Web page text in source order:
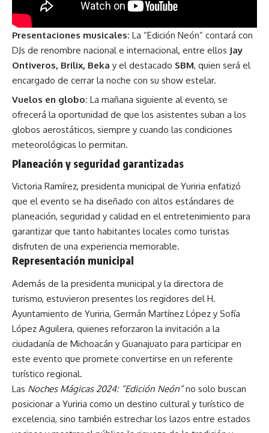
Presentaciones musicales: La “Edición Neón” contará con
DJs de renombre nacional e internacional, entre ellos Jay
Ontiveros, Brilix, Beka y el destacado SBM, quien será el
encargado de cerrar la noche con su show estelar.
Vuelos en globo: La mañana siguiente al evento, se
ofrecerá la oportunidad de que los asistentes suban a los
globos aerostáticos, siempre y cuando las condiciones
meteorológicas lo permitan.
Planeación y seguridad garantizadas
Victoria Ramírez, presidenta municipal de Yuriria enfatizó
que el evento se ha diseñado con altos estándares de
planeación, seguridad y calidad en el entretenimiento para
garantizar que tanto habitantes locales como turistas
disfruten de una experiencia memorable.
Representación municipal
Además de la presidenta municipal y la directora de
turismo, estuvieron presentes los regidores del H.
Ayuntamiento de Yuriria, Germán Martínez López y Sofía
López Aguilera, quienes reforzaron la invitación a la
ciudadanía de Michoacán y Guanajuato para participar en
este evento que promete convertirse en un referente
turístico regional.
Las Noches Mágicas 2024: “Edición Neón”no solo buscan
posicionar a Yuriria como un destino cultural y turístico de
excelencia, sino también estrechar los lazos entre estados